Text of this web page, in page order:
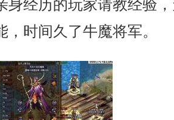
身经历的玩家请教经验
，时间久了牛魔将军。